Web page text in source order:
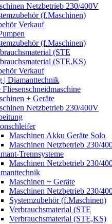
Netzbetrieb 230/400V
(f.Maschinen)
Verkauf
(f.Maschinen)
(STE
(STE,KS)
Verkauf
| Diamanttechnik
Fliesenschneidmaschine
+ Geräte
Netzbetrieb 230/400V
Maschinen Akku Geräte Solo
Maschinen Netzbetrieb 230/
Trennsysteme
Maschinen Netzbetrieb 230/
Maschinen + Geräte
Maschinen Netzbetrieb 230/
Systemzubehör (f.Maschinen)
Verbrauchsmaterial (STE
Verbrauchsmaterial (STE,KS)